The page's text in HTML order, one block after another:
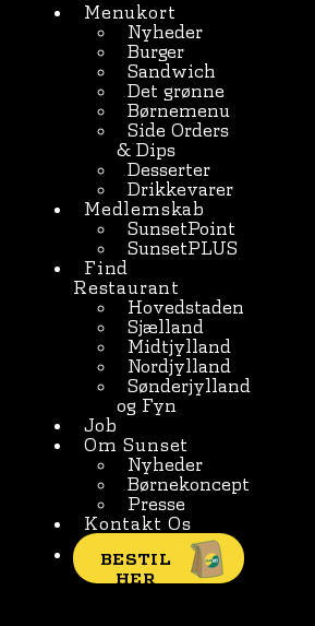
Menukort
Nyheder
Burger
Sandwich
Det grønne
Børnemenu
Side Orders
& Dips
Desserter
Drikkevarer
Medlemskab
SunsetPoint
SunsetPLUS
Find
Restaurant
Hovedstaden
Sjælland
Midtjylland
Nordjylland
Sønderjylland
og Fyn
Job
Om Sunset
Nyheder
Børnekoncept
Presse
Kontakt Os
BESTIL
HER